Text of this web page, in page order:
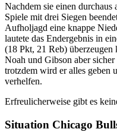
Nachdem sie einen
Spiele mit drei Siegen
Aufholjagd eine knappe
lautete das Endergebnis in
(18 Pkt, 21 Reb)
Noah und Gibson aber
trotzdem wird er alles geben
verhelfen.
Erfreulicherweise gibt es
Situation Chicago